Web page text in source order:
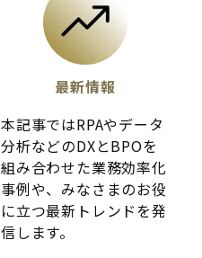
最新情報
本記事ではRPAやデータ
分析などのDXとBPOを
組み合わせた業務効率化
事例や、みなさまのお役
に立つ最新トレンドを発
信します。